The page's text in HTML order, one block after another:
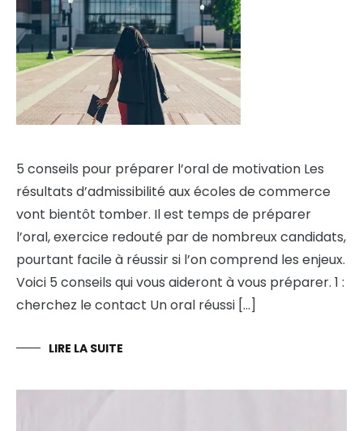
5 conseils pour préparer l’oral de motivation Les
résultats d’admissibilité aux écoles de commerce
vont bientôt tomber. Il est temps de préparer
l’oral, exercice redouté par de nombreux candidats,
pourtant facile à réussir si l’on comprend les enjeux.
Voici 5 conseils qui vous aideront à vous préparer. 1 :
cherchez le contact Un oral réussi […]
LIRE LA SUITE